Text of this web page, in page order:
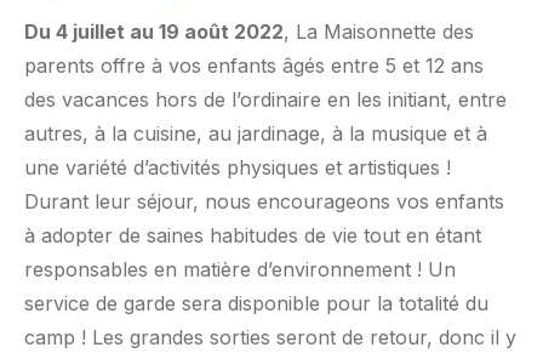
Du 4 juillet au 19 août 2022, La Maisonnette des
parents offre à vos enfants âgés entre 5 et 12 ans
des vacances hors de l’ordinaire en les initiant, entre
autres, à la cuisine, au jardinage, à la musique et à
une variété d’activités physiques et artistiques !
Durant leur séjour, nous encourageons vos enfants
à adopter de saines habitudes de vie tout en étant
responsables en matière d’environnement ! Un
service de garde sera disponible pour la totalité du
camp ! Les grandes sorties seront de retour, donc il y